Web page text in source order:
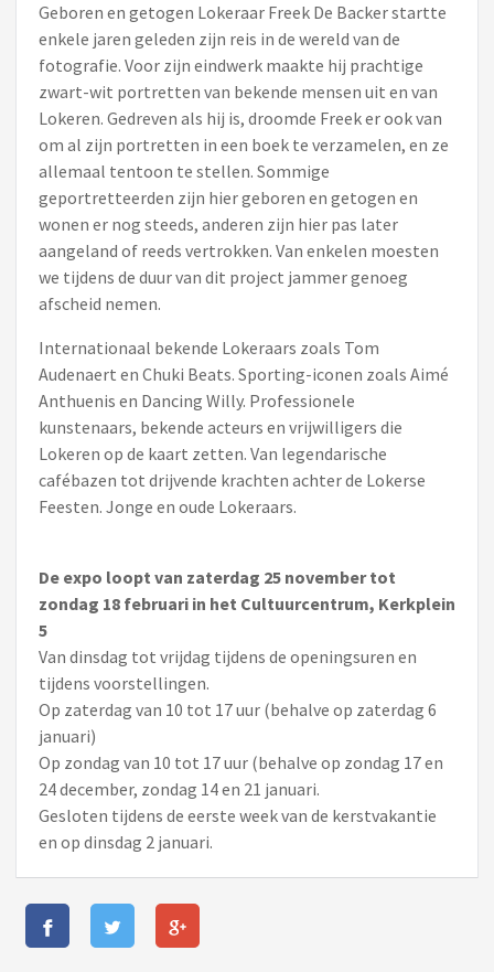
Geboren en getogen Lokeraar Freek De Backer startte
enkele jaren geleden zijn reis in de wereld van de
fotografie. Voor zijn eindwerk maakte hij prachtige
zwart-wit portretten van bekende mensen uit en van
Lokeren. Gedreven als hij is, droomde Freek er ook van
om al zijn portretten in een boek te verzamelen, en ze
allemaal tentoon te stellen. Sommige
geportretteerden zijn hier geboren en getogen en
wonen er nog steeds, anderen zijn hier pas later
aangeland of reeds vertrokken. Van enkelen moesten
we tijdens de duur van dit project jammer genoeg
afscheid nemen.
Internationaal bekende Lokeraars zoals Tom
Audenaert en Chuki Beats. Sporting-iconen zoals Aimé
Anthuenis en Dancing Willy. Professionele
kunstenaars, bekende acteurs en vrijwilligers die
Lokeren op de kaart zetten. Van legendarische
cafébazen tot drijvende krachten achter de Lokerse
Feesten. Jonge en oude Lokeraars.
De expo loopt van zaterdag 25 november tot
zondag 18 februari in het Cultuurcentrum, Kerkplein
5
Van dinsdag tot vrijdag tijdens de openingsuren en
tijdens voorstellingen.
Op zaterdag van 10 tot 17 uur (behalve op zaterdag 6
januari)
Op zondag van 10 tot 17 uur (behalve op zondag 17 en
24 december, zondag 14 en 21 januari.
Gesloten tijdens de eerste week van de kerstvakantie
en op dinsdag 2 januari.